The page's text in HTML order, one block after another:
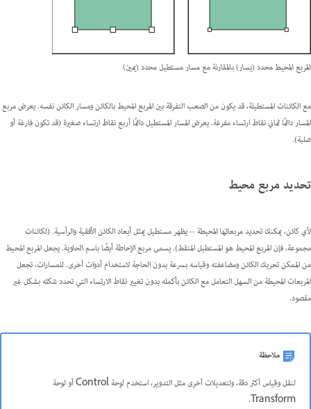
المربع المحيط محدد (يسار) بالمقارنة مع مسار مستطيل محدد (يمين)
مع الكائنات المستطيلة، قد يكون من الصعب التفرقة بين المربع المحيط بالكائن ومسار الكائن نفسه. يعرض مربع
المسار دائمًا ثماني نقاط ارتساء مفرغة. يعرض المسار المستطيل دائمًا أربع نقاط ارتساء صغيرة (قد تكون فارغة أو
صلبة).
تحديد مربع محيط
لأي كائن، يمكنك تحديدمربعاتها المحيطة --يظهر مستطيل يمثل أبعاد الكائن الأفقية والرأسية. (لكائنات
مجموعة، فإن المربع المحيط هو المستطيل المنقط). يسمى مربع الإحاطة أيضًا باسمالحاوية. يجعل المربع المحيط
من الممكن تحريك الكائن ومضاعفته وقياسه بسرعة بدون الحاجة لاستخدام أدوات أخرى. للمسارات، تجعل
المربعات المحيطة من السهل التعامل مع الكائن بأكمله بدون تغيير نقاط الارتساء التي تحدد شكله بشكل غير
مقصود.
ملاحظة
لنقل وقياس أكثر دقة، ولتعديلات أخرى مثل التدوير، استخدم لوحة Control أو لوحة
Transform.